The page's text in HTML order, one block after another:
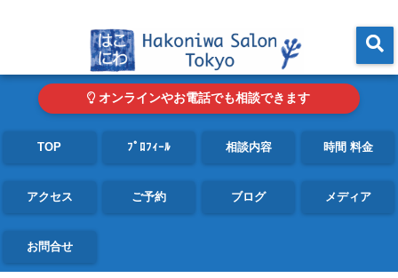
オンラインやお電話でも相談できます
TOP ﾌﾟﾛﾌｨｰﾙ 相談内容 時間 料金
アクセス ご予約 ブログ メディア
お問合せ